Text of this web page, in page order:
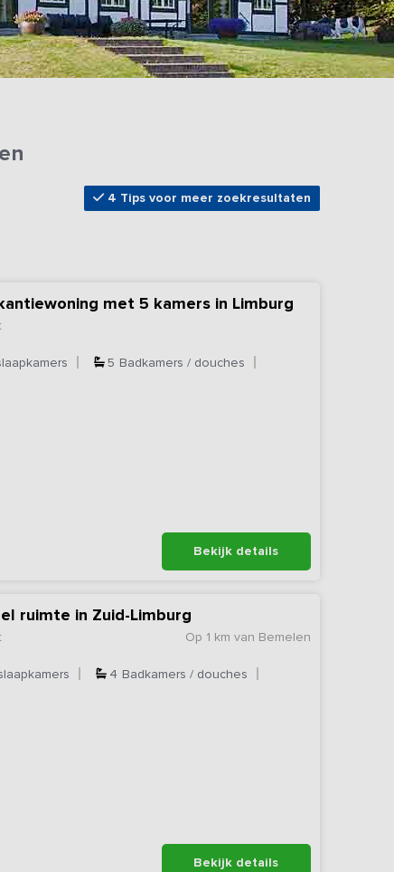
4 Tips voor meer zoekresultaten
met 5 kamers in Limburg
5 Badkamers / douches
Bekijk details
ruimte in Zuid-Limburg
Op 1 km van Bemelen
4 Badkamers / douches
Bekijk details